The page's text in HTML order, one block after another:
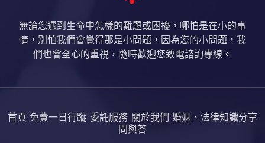
無論您遇到生命中怎樣的難題或困擾，哪怕是在小的事
情，別怕我們會覺得那是小問題，因為您的小問題，我
們也會全心的重視，隨時歡迎您致電諮詢專線。
首頁 免費一日行蹤 委託服務 關於我們 婚姻、法律知識分享
問與答